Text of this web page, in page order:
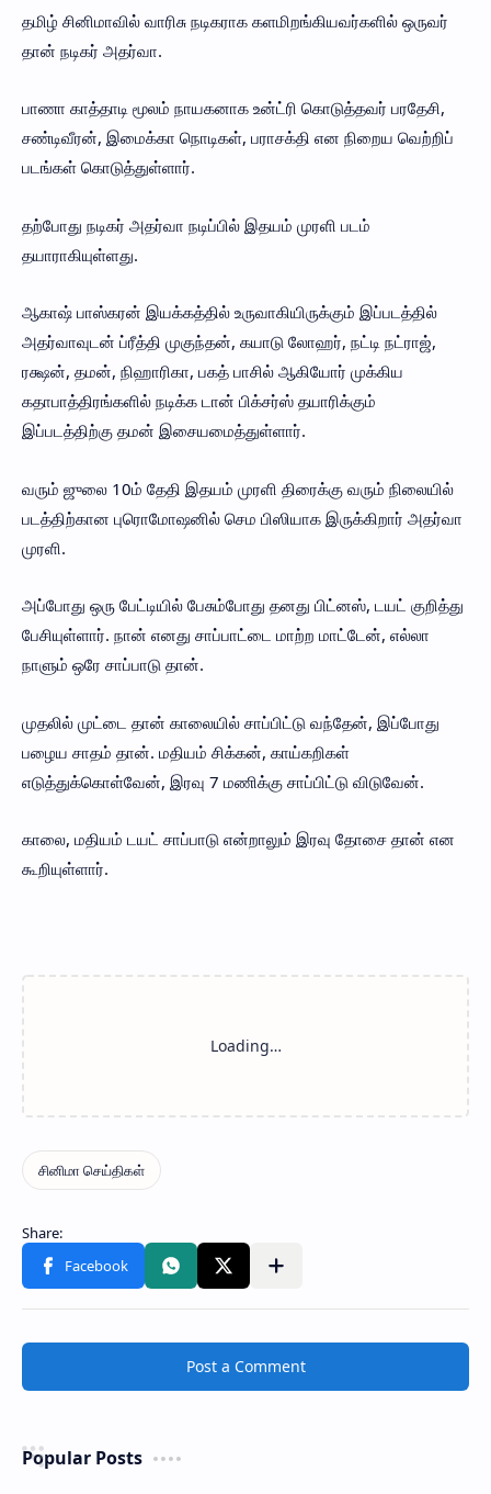
தமிழ் சினிமாவில் வாரிசு நடிகராக களமிறங்கியவர்களில் ஒருவர்
தான் நடிகர் அதர்வா.
பாணா காத்தாடி மூலம் நாயகனாக உன்ட்ரி கொடுத்தவர் பரதேசி,
சண்டிவீரன், இமைக்கா நொடிகள், பராசக்தி என நிறைய வெற்றிப்
படங்கள் கொடுத்துள்ளார்.
தற்போது நடிகர் அதர்வா நடிப்பில் இதயம் முரளி படம்
தயாராகியுள்ளது.
ஆகாஷ் பாஸ்கரன் இயக்கத்தில் உருவாகியிருக்கும் இப்படத்தில்
அதர்வாவுடன் ப்ரீத்தி முகுந்தன், கயாடு லோஹர், நட்டி நட்ராஜ்,
ரக்ஷன், தமன், நிஹாரிகா, பகத் பாசில் ஆகியோர் முக்கிய
கதாபாத்திரங்களில் நடிக்க டான் பிக்சர்ஸ் தயாரிக்கும்
இப்படத்திற்கு தமன் இசையமைத்துள்ளார்.
வரும் ஜுலை 10ம் தேதி இதயம் முரளி திரைக்கு வரும் நிலையில்
படத்திற்கான புரொமோஷனில் செம பிஸியாக இருக்கிறார் அதர்வா
முரளி.
அப்போது ஒரு பேட்டியில் பேசும்போது தனது பிட்னஸ், டயட் குறித்து
பேசியுள்ளார். நான் எனது சாப்பாட்டை மாற்ற மாட்டேன், எல்லா
நாளும் ஒரே சாப்பாடு தான்.
முதலில் முட்டை தான் காலையில் சாப்பிட்டு வந்தேன், இப்போது
பழைய சாதம் தான். மதியம் சிக்கன், காய்கறிகள்
எடுத்துக்கொள்வேன், இரவு 7 மணிக்கு சாப்பிட்டு விடுவேன்.
காலை, மதியம் டயட் சாப்பாடு என்றாலும் இரவு தோசை தான் என
கூறியுள்ளார்.
Post a Comment
Popular Posts